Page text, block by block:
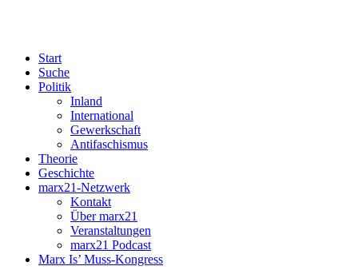
Start
Suche
Politik
Inland
International
Gewerkschaft
Antifaschismus
Theorie
Geschichte
marx21-Netzwerk
Kontakt
Über marx21
Veranstaltungen
marx21 Podcast
Marx Is’ Muss-Kongress